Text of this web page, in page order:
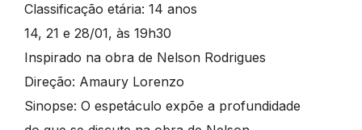
Classificação etária: 14 anos
14, 21 e 28/01, às 19h30
Inspirado na obra de Nelson Rodrigues
Direção: Amaury Lorenzo
Sinopse: O espetáculo expõe a profundidade